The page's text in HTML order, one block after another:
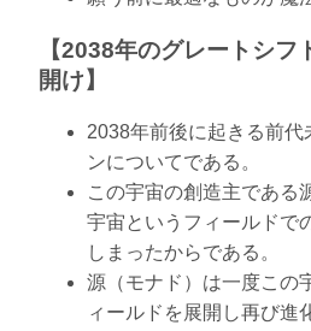
【2038年のグレートシフ
開け】
2038年前後に起きる前代
ンについてである。
この宇宙の創造主である
宇宙というフィールドで
しまったからである。
源（モナド）は一度この
ィールドを展開し再び進